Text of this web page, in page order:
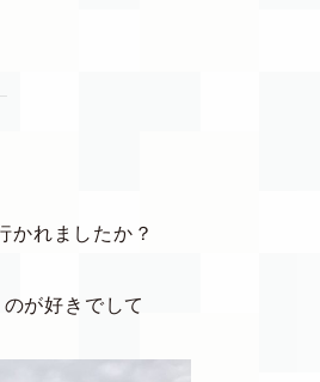
れましたか？
が好きでして